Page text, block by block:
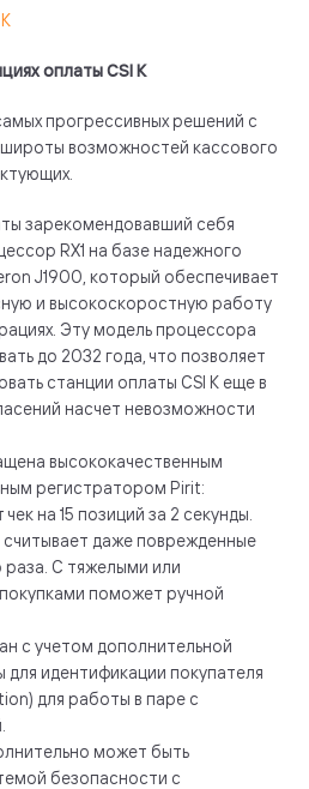
оплаты CSI K
прогрессивных решений с
широты возможностей кассового
зарекомендовавший себя
RX1 на базе надежного
J1900, который обеспечивает
и высокоскоростную работу
Эту модель процессора
до 2032 года, что позволяет
станции оплаты CSI K еще в
насчет невозможности
высококачественным
регистратором Pirit:
на 15 позиций за 2 секунды.
даже поврежденные
раза. С тяжелыми или
поможет ручной
с учетом дополнительной
идентификации покупателя
для работы в паре с
может быть
безопасности с